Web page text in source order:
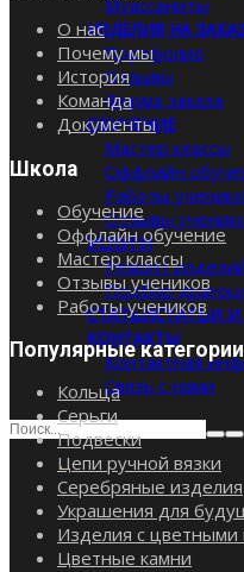
Муассаниты
ИЗДЕЛИЯ НА
Портфолио
Отзывы
Форма заказа
ОБУЧЕНИЕ
Мастер классы
Оффлайн
Работы
Отзывы
УСЛУГИ
Ремонт
Подбор
СТАТЬИСТАТЬИ
КОНТАКТЫ
Контактная
Связь с нами
О нас
Почему мы
История
Команда
Документы
Школа
Обучение
Оффлайн обучение
Мастер классы
Отзывы учеников
Работы учеников
Популярные категории
Кольца
Серьги
Подвески
Цепи ручной вязки
Серебряные изделия
Украшения для
Изделия с цветными
Цветные камни